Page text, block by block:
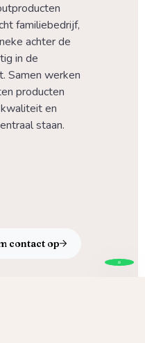
familiebedrijf,
achter de
in de
Samen werken
producten
en
staan.
contact op